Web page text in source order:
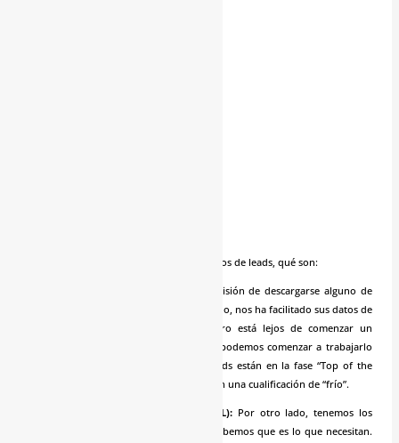
En resumen podríamos identificar tres tipos de leads, qué son:
Un usuario que ha tomado la decisión de descargarse alguno de
nuestros contenidos y que a cambio de ello, nos ha facilitado sus datos de
contacto, sabemos que es un lead, pero está lejos de comenzar un
proceso de compra. Pero por lo menos podemos comenzar a trabajarlo
para conseguir algo más de él. Estos leads están en la fase “Top of the
funnel”. Y es lo más parecido a un lead con una cualificación de “frío”.
Lead cualificado para marketing (MQL): Por otro lado, tenemos los
leads que ya muestran cierto interés y sabemos que es lo que necesitan.